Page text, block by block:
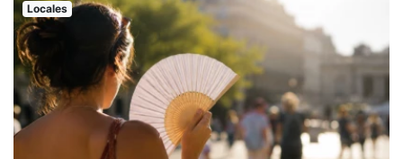
Locales